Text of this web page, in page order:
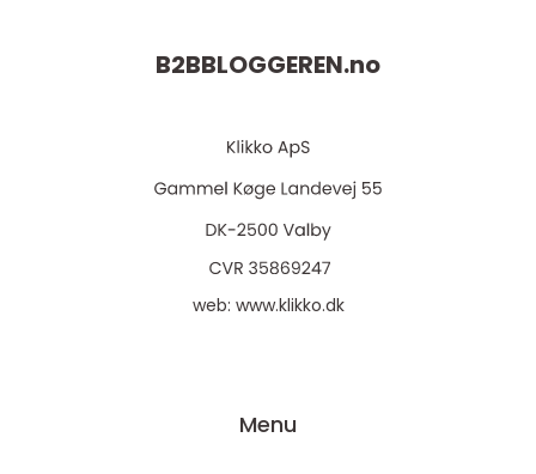
B2BBLOGGEREN.no
web: www.klikko.dk
Menu